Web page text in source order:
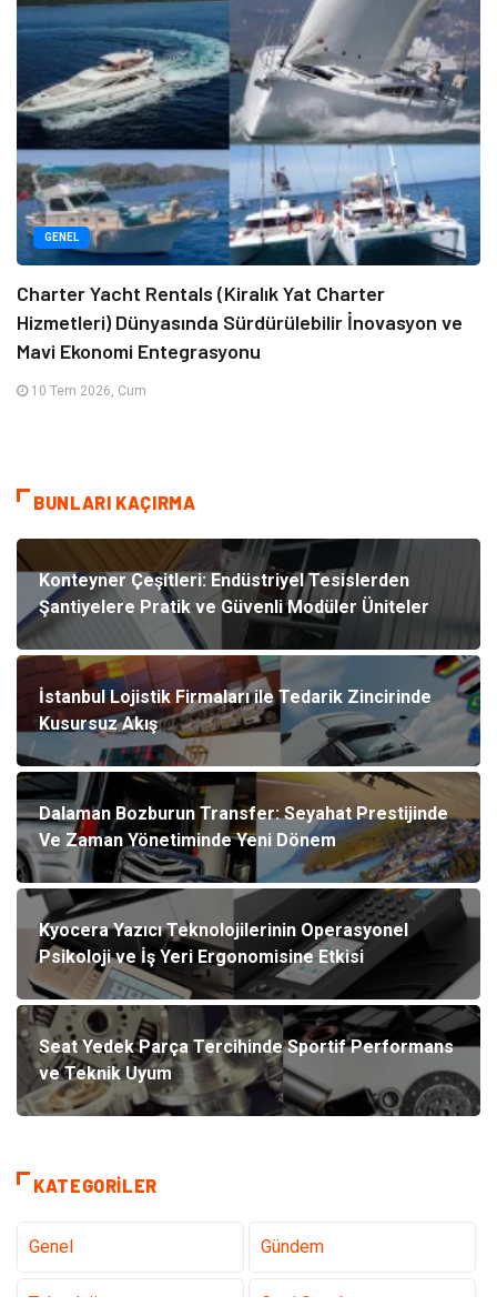
GENEL
Charter Yacht Rentals (Kiralık Yat Charter
Hizmetleri) Dünyasında Sürdürülebilir İnovasyon ve
Mavi Ekonomi Entegrasyonu
10 Tem 2026, Cum
BUNLARI KAÇIRMA
Konteyner Çeşitleri: Endüstriyel Tesislerden
Şantiyelere Pratik ve Güvenli Modüler Üniteler
İstanbul Lojistik Firmaları ile Tedarik Zincirinde
Kusursuz Akış
Dalaman Bozburun Transfer: Seyahat Prestijinde
Ve Zaman Yönetiminde Yeni Dönem
Kyocera Yazıcı Teknolojilerinin Operasyonel
Psikoloji ve İş Yeri Ergonomisine Etkisi
Seat Yedek Parça Tercihinde Sportif Performans
ve Teknik Uyum
KATEGORILER
Genel Gündem
Teknoloji Gezi Seyahat